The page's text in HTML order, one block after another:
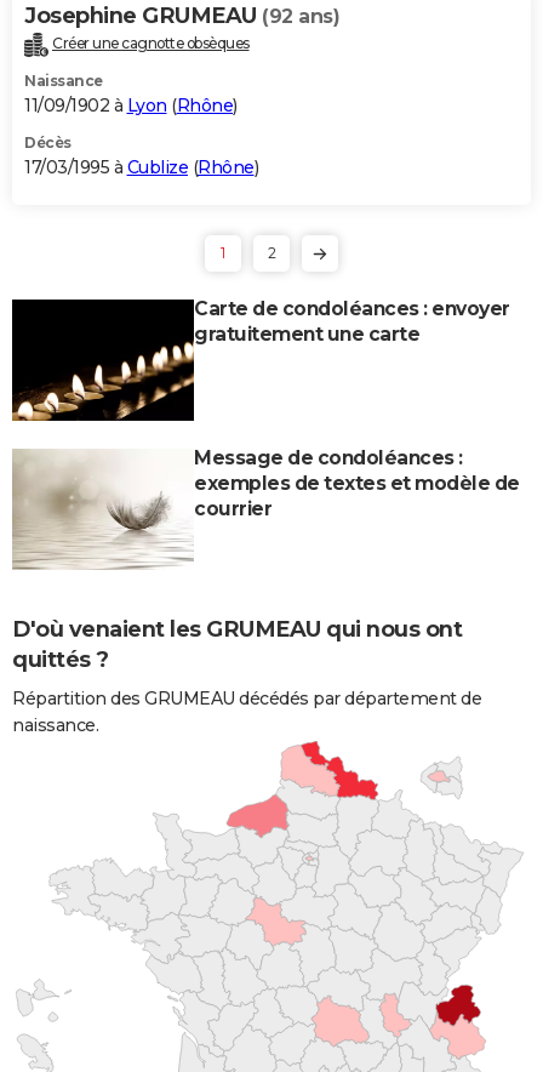
Josephine GRUMEAU (92 ans)
Créer une cagnotte obsèques
Naissance
11/09/1902 à Lyon (Rhône)
Décès
17/03/1995 à Cublize (Rhône)
1 2
Carte de condoléances : envoyer
gratuitement une carte
Message de condoléances :
exemples de textes et modèle de
courrier
D'où venaient les GRUMEAU qui nous ont
quittés ?
Répartition des GRUMEAU décédés par département de
naissance.